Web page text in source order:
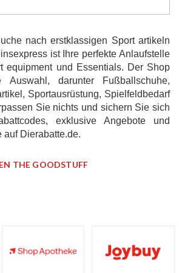
nach erstklassigen Sport artikeln
ist Ihre perfekte Anlaufstelle
equipment und Essentials. Der Shop
darunter Fußballschuhe,
Sportausrüstung, Spielfeldbedarf
Sie nichts und sichern Sie sich
exklusive Angebote und
auf Dierabatte.de.
THE GOODSTUFF